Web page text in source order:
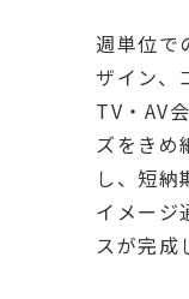
週単位で
ザイン、
TV・AV
ズをきめ
し、短納
イメージ
スが完成